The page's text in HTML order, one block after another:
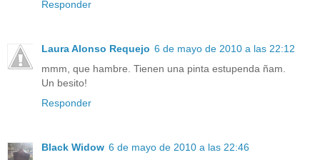
Responder
Laura Alonso Requejo 6 de mayo de 2010 a las 22:12
mmm, que hambre. Tienen una pinta estupenda ñam.
Un besito!
Responder
Black Widow 6 de mayo de 2010 a las 22:46